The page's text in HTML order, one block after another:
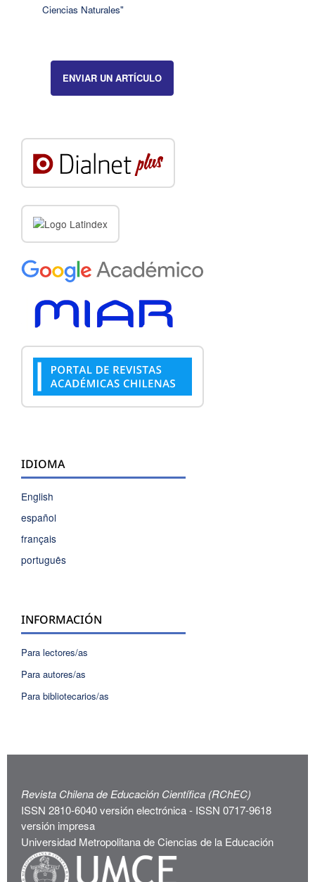
Ciencias Naturales"
ENVIAR UN ARTÍCULO
IDIOMA
English
español
français
português
INFORMACIÓN
Para lectores/as
Para autores/as
Para bibliotecarios/as
Revista Chilena de Educación Científica (RChEC)
ISSN 2810-6040 versión electrónica - ISSN 0717-9618
versión impresa
Universidad Metropolitana de Ciencias de la Educación